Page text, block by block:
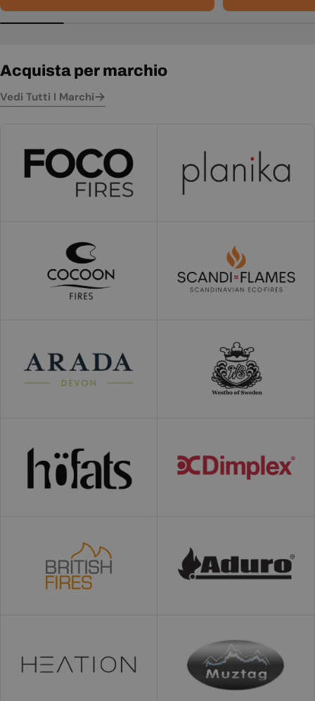
Acquista per marchio
Vedi Tutti I Marchi